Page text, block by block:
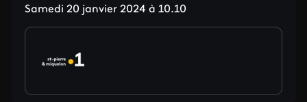
Samedi 20 janvier 2024 à 10.10